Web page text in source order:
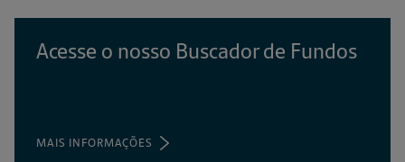
Acesse o nosso Buscador de Fundos
MAIS INFORMAÇÕES (ABRE